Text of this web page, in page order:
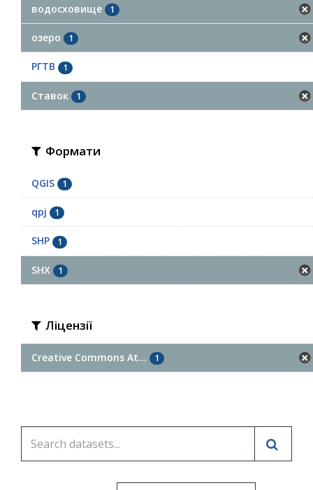
водосховище 1
озеро 1
РГТВ 1
Ставок 1
Формати
QGIS 1
qpj 1
SHP 1
SHX 1
Ліцензії
Creative Commons At... 1